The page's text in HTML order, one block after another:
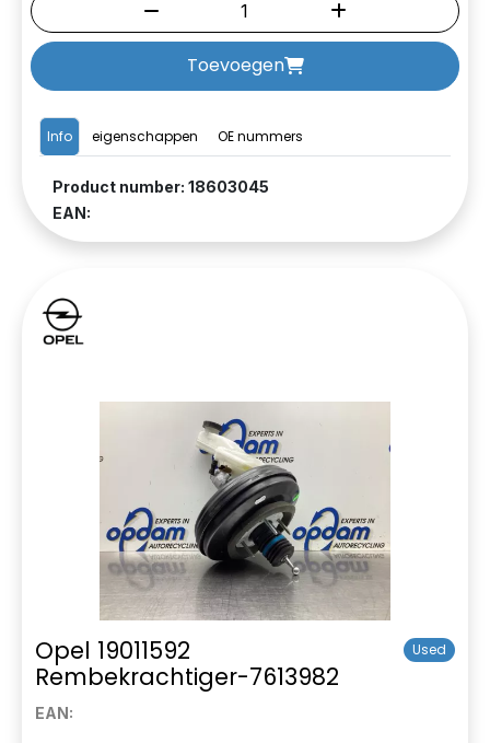
Info eigenschappen OE nummers
Product number: 18603045
EAN:
Toevoegen
Opel 19011592
Rembekrachtiger-7613982
Used
EAN: